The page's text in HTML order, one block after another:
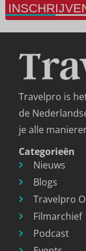
Travelpro is
de
je alle
Categorieën
Nieuws
Blogs
Travelpro
Filmarchief
Podcast